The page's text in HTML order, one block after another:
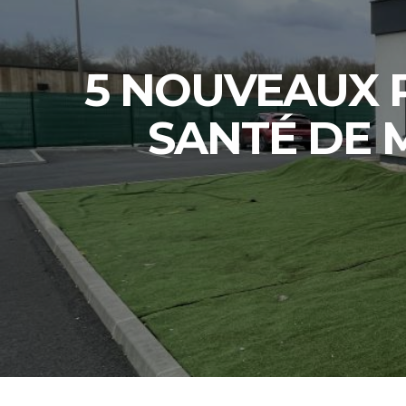
5 NOUVEAUX
SANTÉ DE